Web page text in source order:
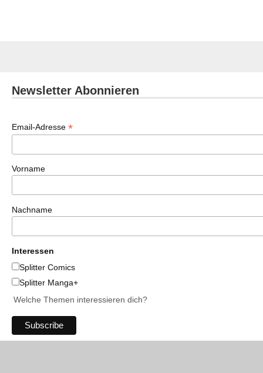
Newsletter Abonnieren
Email-Adresse *
Vorname
Nachname
Interessen
Splitter Comics
Splitter Manga+
Welche Themen interessieren dich?